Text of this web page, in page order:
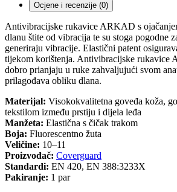
Ocjene i recenzije (0)
Antivibracijske rukavice ARKAD s
dlanu štite od vibracija te su stoga pogodne
generiraju vibracije. Elastični patent
tijekom korištenja. Antivibracijske rukavice
dobro prianjaju u ruke zahvaljujući svom
prilagođava obliku dlana.
Materijal: Visokokvalitetna goveđa koža,
tekstilom između prstiju i dijela leđa
Manžeta: Elastična s čičak trakom
Boja: Fluorescentno žuta
Veličine: 10–11
Proizvođač: Coverguard
Standardi: EN 420, EN 388:3233X
Pakiranje: 1 par